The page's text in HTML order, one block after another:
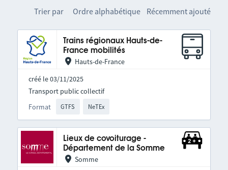
Trier par Ordre alphabétique Récemment ajouté
Trains régionaux Hauts-de-
France mobilités
Hauts-de-France
créé le 03/11/2025
Format GTFS NeTEx
Transport public collectif
Lieux de covoiturage -
Département de la Somme
Somme